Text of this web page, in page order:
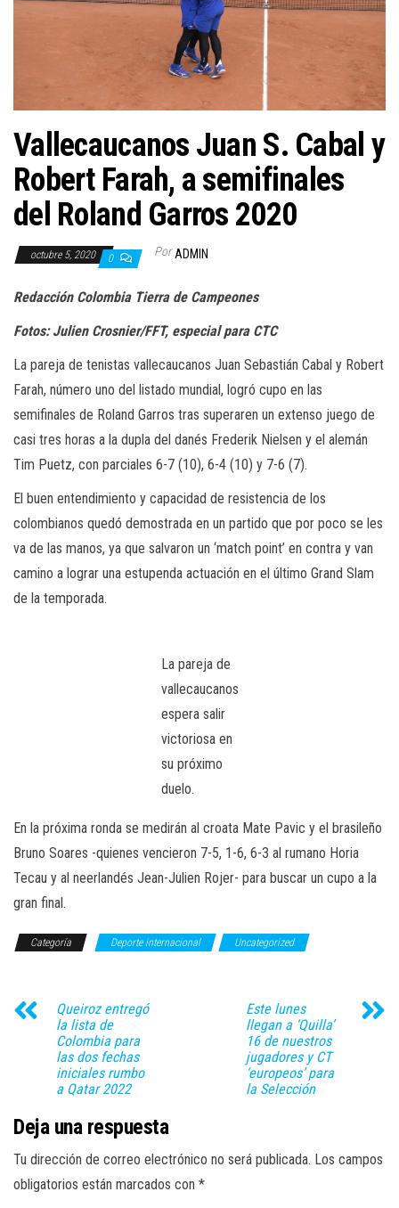
ó
n
Vallecaucanos Juan S. Cabal y
Robert Farah, a semifinales
del Roland Garros 2020
octubre 5, 2020 0 Por ADMIN
Redacción Colombia Tierra de Campeones
Fotos: Julien Crosnier/FFT, especial para CTC
La pareja de tenistas vallecaucanos Juan Sebastián Cabal y Robert
Farah, número uno del listado mundial, logró cupo en las
semifinales de Roland Garros tras superaren un extenso juego de
casi tres horas a la dupla del danés Frederik Nielsen y el alemán
Tim Puetz, con parciales 6-7 (10), 6-4 (10) y 7-6 (7).
El buen entendimiento y capacidad de resistencia de los
colombianos quedó demostrada en un partido que por poco se les
va de las manos, ya que salvaron un ‘match point’ en contra y van
camino a lograr una estupenda actuación en el último Grand Slam
de la temporada.
La pareja de
vallecaucanos
espera salir
victoriosa en
su próximo
duelo.
En la próxima ronda se medirán al croata Mate Pavic y el brasileño
Bruno Soares -quienes vencieron 7-5, 1-6, 6-3 al rumano Horia
Tecau y al neerlandés Jean-Julien Rojer- para buscar un cupo a la
gran final.
Categoría Deporte internacional Uncategorized
Queiroz entregó
la lista de
Colombia para
las dos fechas
iniciales rumbo
a Qatar 2022
Este lunes
llegan a ‘Quilla’
16 de nuestros
jugadores y CT
‘europeos’ para
la Selección
Deja una respuesta
Tu dirección de correo electrónico no será publicada. Los campos
obligatorios están marcados con *